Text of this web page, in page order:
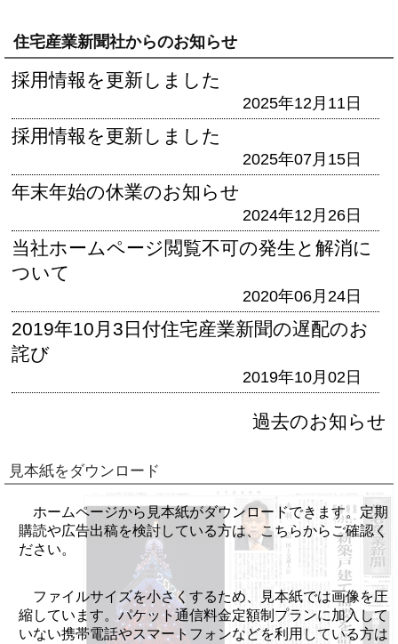
住宅産業新聞社からのお知らせ
採用情報を更新しました
2025年12月11日
採用情報を更新しました
2025年07月15日
年末年始の休業のお知らせ
2024年12月26日
当社ホームページ閲覧不可の発生と解消に
ついて
2020年06月24日
2019年10月3日付住宅産業新聞の遅配のお
詫び
2019年10月02日
過去のお知らせ
見本紙をダウンロード
ホームページから見本紙がダウンロードできます。定期
購読や広告出稿を検討している方は、こちらからご確認く
ださい。
ファイルサイズを小さくするため、見本紙では画像を圧
縮しています。パケット通信料金定額制プランに加入して
いない携帯電話やスマートフォンなどを利用している方は